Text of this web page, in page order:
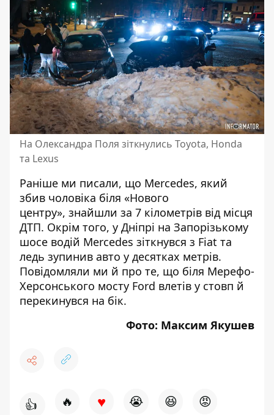
На Олександра Поля зіткнулись Toyota, Honda
та Lexus
Раніше ми писали, що Mercedes, який
збив чоловіка біля «Нового
центру», знайшли за 7 кілометрів від місця
ДТП. Окрім того, у Дніпрі на Запорізькому
шосе водій Mercedes зіткнувся з Fiat та
ледь зупинив авто у десятках метрів.
Повідомляли ми й про те, що біля Мерефо-
Херсонського мосту Ford влетів у стовп й
перекинувся на бік.
Фото: Максим Якушев
👍 🔥 ♥ 😭 😆 😡